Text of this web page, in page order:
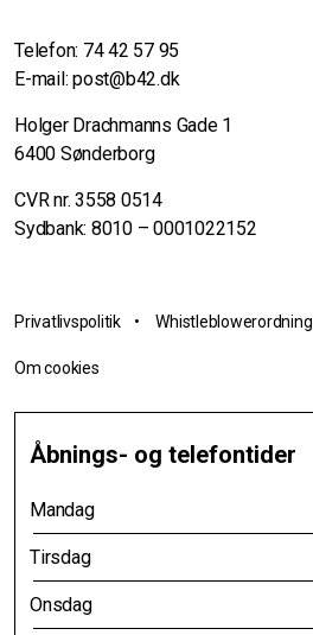
Telefon: 74 42 57 95
E-mail: post@b42.dk
Holger Drachmanns Gade 1
6400 Sønderborg
CVR nr. 3558 0514
Sydbank: 8010 – 0001022152
Privatlivspolitik•Whistleblowerordning
Om cookies
Åbnings- og telefontider
Mandag
Tirsdag
Onsdag